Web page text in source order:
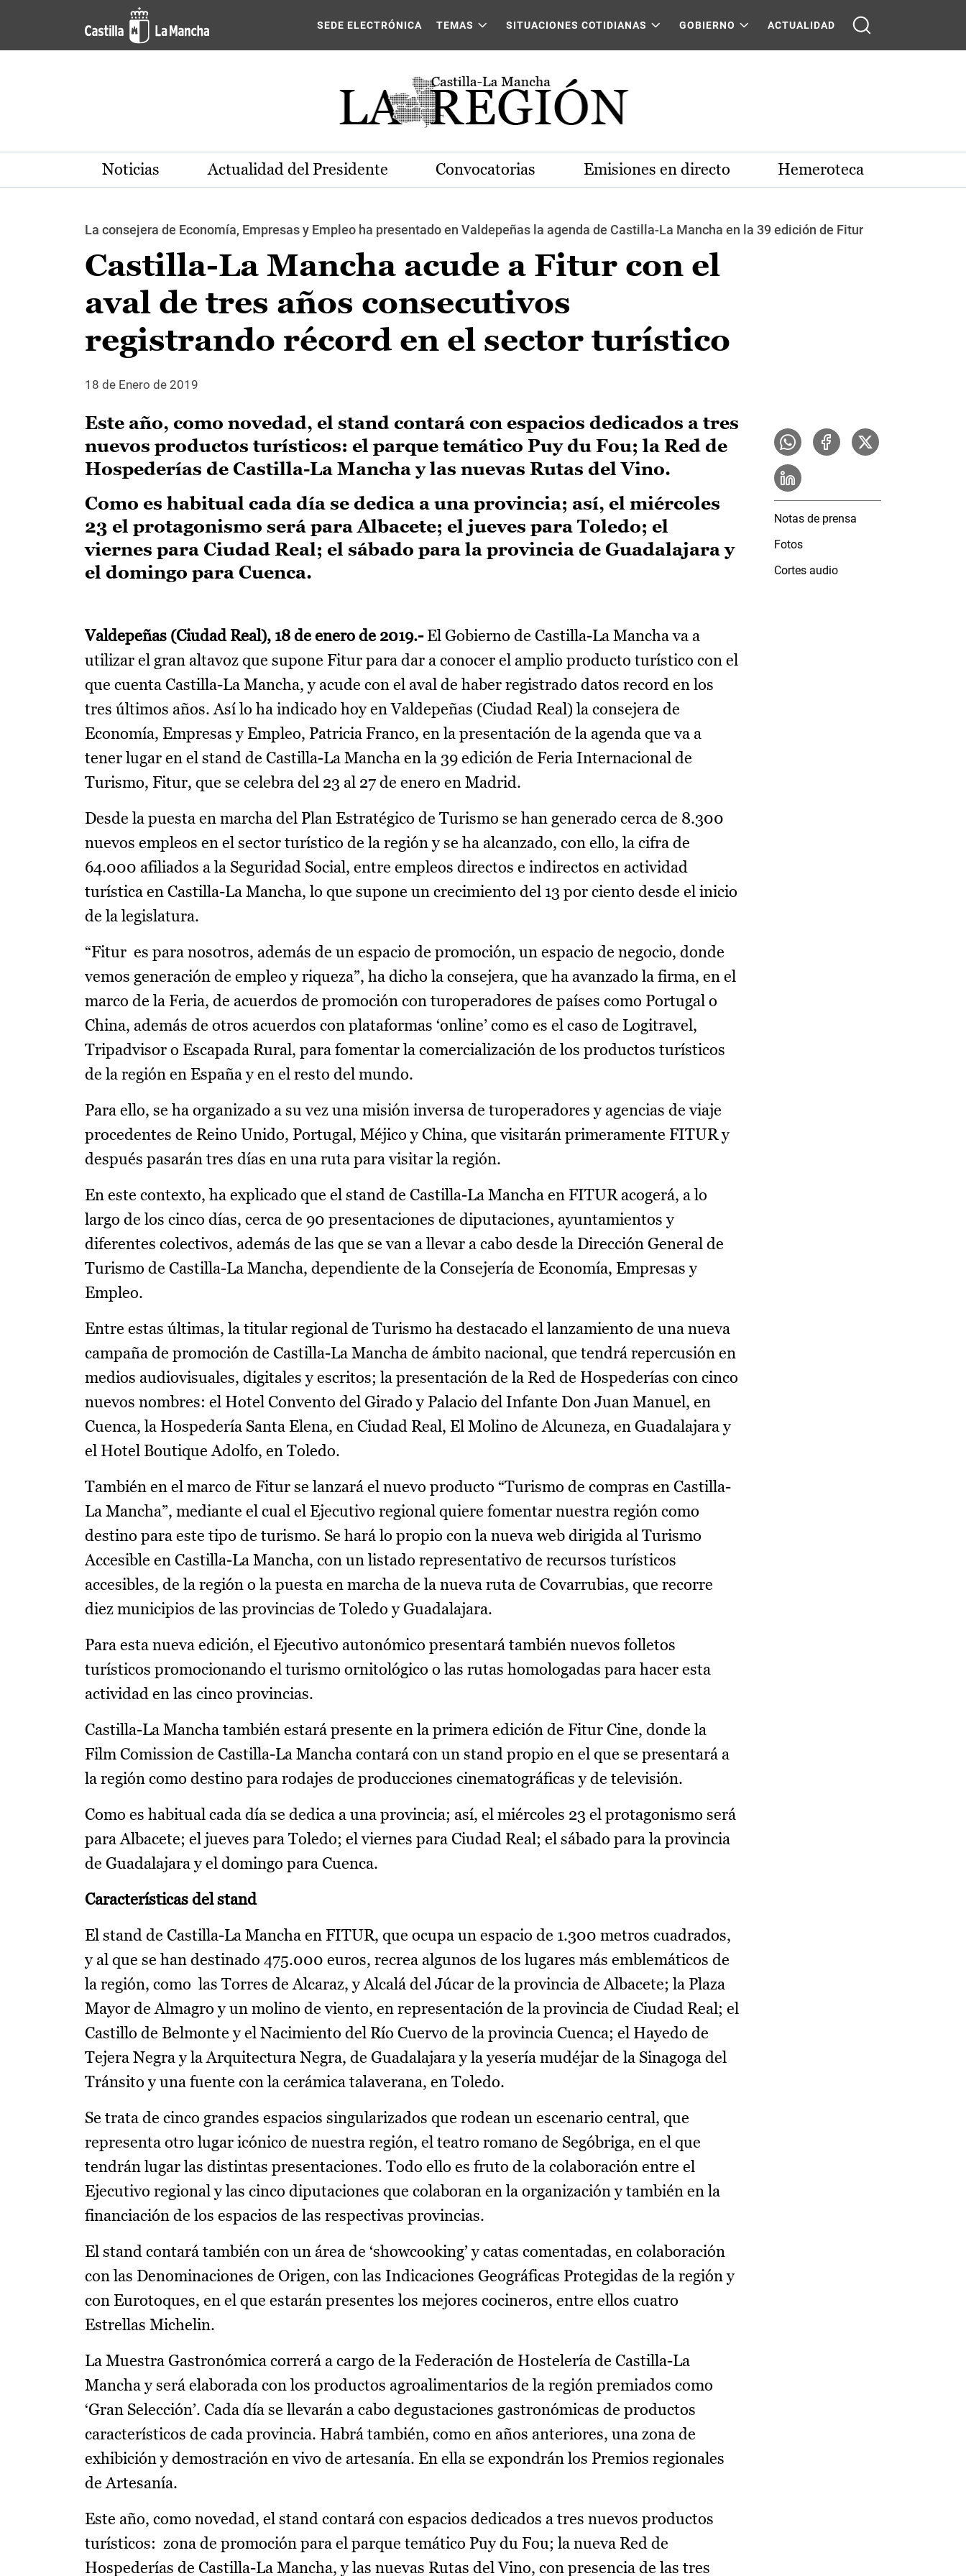
Pasar al contenido principal
SEDE ELECTRÓNICA TEMAS SITUACIONES COTIDIANAS GOBIERNO ACTUALIDAD
Noticias Actualidad del Presidente Convocatorias Emisiones en directo Hemeroteca
La consejera de Economía, Empresas y Empleo ha presentado en Valdepeñas la agenda de Castilla-La Mancha en la 39 edición de Fitur
Castilla-La Mancha acude a Fitur con el
aval de tres años consecutivos
registrando récord en el sector turístico
18 de Enero de 2019
Este año, como novedad, el stand contará con espacios dedicados a tres
nuevos productos turísticos: el parque temático Puy du Fou; la Red de
Hospederías de Castilla-La Mancha y las nuevas Rutas del Vino.
Como es habitual cada día se dedica a una provincia; así, el miércoles
23 el protagonismo será para Albacete; el jueves para Toledo; el
viernes para Ciudad Real; el sábado para la provincia de Guadalajara y
el domingo para Cuenca.
Valdepeñas (Ciudad Real), 18 de enero de 2019.-El Gobierno de Castilla-La Mancha va a
utilizar el gran altavoz que supone Fitur para dar a conocer el amplio producto turístico con el
que cuenta Castilla-La Mancha, y acude con el aval de haber registrado datos record en los
tres últimos años. Así lo ha indicado hoy en Valdepeñas (Ciudad Real) la consejera de
Economía, Empresas y Empleo, Patricia Franco, en la presentación de la agenda que va a
tener lugar en el stand de Castilla-La Mancha en la 39 edición de Feria Internacional de
Turismo, Fitur, que se celebra del 23 al 27 de enero en Madrid.
Desde la puesta en marcha del Plan Estratégico de Turismo se han generado cerca de 8.300
nuevos empleos en el sector turístico de la región y se ha alcanzado, con ello, la cifra de
64.000 afiliados a la Seguridad Social, entre empleos directos e indirectos en actividad
turística en Castilla-La Mancha, lo que supone un crecimiento del 13 por ciento desde el inicio
de la legislatura.
“Fitur es para nosotros, además de un espacio de promoción, un espacio de negocio, donde
vemos generación de empleo y riqueza”, ha dicho la consejera, que ha avanzado la firma, en el
marco de la Feria, de acuerdos de promoción con turoperadores de países como Portugal o
China, además de otros acuerdos con plataformas ‘online’ como es el caso de Logitravel,
Tripadvisor o Escapada Rural, para fomentar la comercialización de los productos turísticos
de la región en España y en el resto del mundo.
Para ello, se ha organizado a su vez una misión inversa de turoperadores y agencias de viaje
procedentes de Reino Unido, Portugal, Méjico y China, que visitarán primeramente FITUR y
después pasarán tres días en una ruta para visitar la región.
En este contexto, ha explicado que el stand de Castilla-La Mancha en FITUR acogerá, a lo
largo de los cinco días, cerca de 90 presentaciones de diputaciones, ayuntamientos y
diferentes colectivos, además de las que se van a llevar a cabo desde la Dirección General de
Turismo de Castilla-La Mancha, dependiente de la Consejería de Economía, Empresas y
Empleo.
Entre estas últimas, la titular regional de Turismo ha destacado el lanzamiento de una nueva
campaña de promoción de Castilla-La Mancha de ámbito nacional, que tendrá repercusión en
medios audiovisuales, digitales y escritos; la presentación de la Red de Hospederías con cinco
nuevos nombres: el Hotel Convento del Girado y Palacio del Infante Don Juan Manuel, en
Cuenca, la Hospedería Santa Elena, en Ciudad Real, El Molino de Alcuneza, en Guadalajara y
el Hotel Boutique Adolfo, en Toledo.
También en el marco de Fitur se lanzará el nuevo producto “Turismo de compras en Castilla-
La Mancha”, mediante el cual el Ejecutivo regional quiere fomentar nuestra región como
destino para este tipo de turismo. Se hará lo propio con la nueva web dirigida al Turismo
Accesible en Castilla-La Mancha, con un listado representativo de recursos turísticos
accesibles, de la región o la puesta en marcha de la nueva ruta de Covarrubias, que recorre
diez municipios de las provincias de Toledo y Guadalajara.
Para esta nueva edición, el Ejecutivo autonómico presentará también nuevos folletos
turísticos promocionando el turismo ornitológico o las rutas homologadas para hacer esta
actividad en las cinco provincias.
Castilla-La Mancha también estará presente en la primera edición de Fitur Cine, donde la
Film Comission de Castilla-La Mancha contará con un stand propio en el que se presentará a
la región como destino para rodajes de producciones cinematográficas y de televisión.
Como es habitual cada día se dedica a una provincia; así, el miércoles 23 el protagonismo será
para Albacete; el jueves para Toledo; el viernes para Ciudad Real; el sábado para la provincia
de Guadalajara y el domingo para Cuenca.
Características del stand
El stand de Castilla-La Mancha en FITUR, que ocupa un espacio de 1.300 metros cuadrados,
y al que se han destinado 475.000 euros, recrea algunos de los lugares más emblemáticos de
la región, como las Torres de Alcaraz, y Alcalá del Júcar de la provincia de Albacete; la Plaza
Mayor de Almagro y un molino de viento, en representación de la provincia de Ciudad Real; el
Castillo de Belmonte y el Nacimiento del Río Cuervo de la provincia Cuenca; el Hayedo de
Tejera Negra y la Arquitectura Negra, de Guadalajara y la yesería mudéjar de la Sinagoga del
Tránsito y una fuente con la cerámica talaverana, en Toledo.
Se trata de cinco grandes espacios singularizados que rodean un escenario central, que
representa otro lugar icónico de nuestra región, el teatro romano de Segóbriga, en el que
tendrán lugar las distintas presentaciones. Todo ello es fruto de la colaboración entre el
Ejecutivo regional y las cinco diputaciones que colaboran en la organización y también en la
financiación de los espacios de las respectivas provincias.
El stand contará también con un área de ‘showcooking’ y catas comentadas, en colaboración
con las Denominaciones de Origen, con las Indicaciones Geográficas Protegidas de la región y
con Eurotoques, en el que estarán presentes los mejores cocineros, entre ellos cuatro
Estrellas Michelin.
La Muestra Gastronómica correrá a cargo de la Federación de Hostelería de Castilla-La
Mancha y será elaborada con los productos agroalimentarios de la región premiados como
‘Gran Selección’. Cada día se llevarán a cabo degustaciones gastronómicas de productos
característicos de cada provincia. Habrá también, como en años anteriores, una zona de
exhibición y demostración en vivo de artesanía. En ella se expondrán los Premios regionales
de Artesanía.
Este año, como novedad, el stand contará con espacios dedicados a tres nuevos productos
turísticos: zona de promoción para el parque temático Puy du Fou; la nueva Red de
Hospederías de Castilla-La Mancha, y las nuevas Rutas del Vino, con presencia de las tres
Notas de prensa
Fotos
Cortes audio